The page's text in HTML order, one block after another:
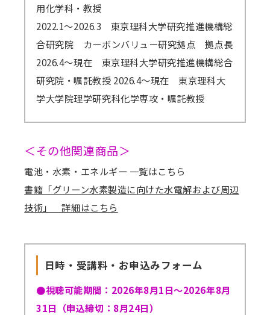
用化学科・教授
2022.1～2026.3 東京理科大学研究推進機構総
合研究院 カーボンバリュー研究拠点 拠点長
2026.4～現在 東京理科大学研究推進機構総合
研究院・嘱託教授 2026.4～現在 東京理科大
学大学院理学研究科化学専攻・嘱託教授
＜その他関連商品＞
電池・水素・エネルギー 一覧はこちら
書籍「グリーン水素製造に向けた水電解および周辺
技術」 詳細はこちら
日時・受講料・お申込みフォーム
●視聴可能期間：2026年8月1日～2026年8月
31日（申込締切：8月24日）